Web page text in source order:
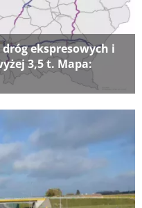
ekspresowych i
3,5 t. Mapa: